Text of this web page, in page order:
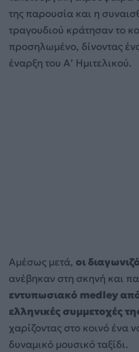
της παρουσία και η
τραγουδιού κράτησαν το
προσηλωμένο, δίνοντας
έναρξη του Α’ Ημιτελικού.
Αμέσως μετά, οι
ανέβηκαν στη σκηνή και
εντυπωσιακό medley
ελληνικές συμμετοχές
χαρίζοντας στο κοινό ένα
δυναμικό μουσικό ταξίδι.